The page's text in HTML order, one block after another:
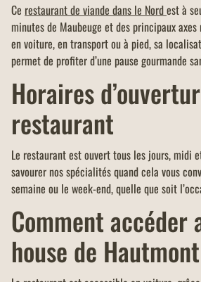
Ce restaurant de viande dans le Nordest à
minutes de Maubeuge et des principaux
en voiture, en transport ou à pied, sa
permet de profiter d’une pause gourmande
Horaires
restaurant
Le restaurant est ouvert tous les jours, midi
savourer nos spécialités quand cela vous
semaine ou le week-end, quelle que soit
Comment accéder
house de